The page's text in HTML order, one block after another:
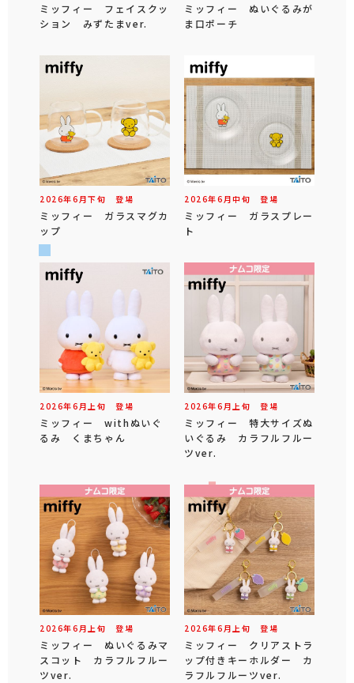
ミッフィー フェイスクッ
ション みずたまver.
ミッフィー ぬいぐるみが
ま口ポーチ
2026年6 月下旬 登場
ミッフィー ガラスマグカ
ップ
2026年6 月中旬 登場
ミッフィー ガラスプレー
ト
2026年6 月 上旬 登場
ミッフィー withぬいぐ
るみ くまちゃん
2026年6 月 上旬 登場
ミッフィー 特大サイズぬ
いぐるみ カラフルフルー
ツver.
2026年6 月 上旬 登場
ミッフィー ぬいぐるみマ
スコット カラフルフルー
ツver.
2026年6 月 上旬 登場
ミッフィー クリアストラ
ップ付きキーホルダー カ
ラフルフルーツver.